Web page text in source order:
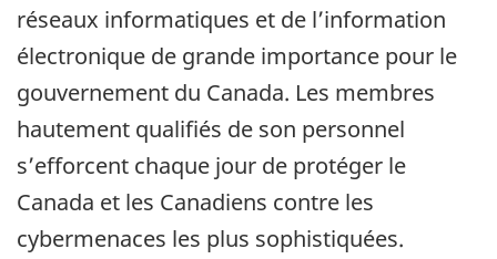
réseaux informatiques et de l’information
électronique de grande importance pour le
gouvernement du Canada. Les membres
hautement qualifiés de son personnel
s’efforcent chaque jour de protéger le
Canada et les Canadiens contre les
cybermenaces les plus sophistiquées.